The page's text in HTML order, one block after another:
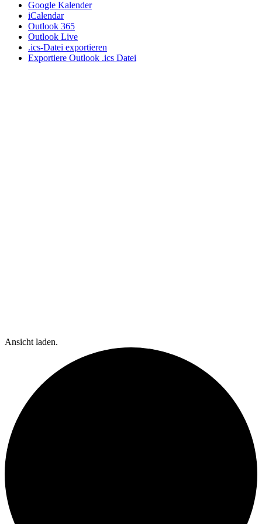
Google Kalender
iCalendar
Outlook 365
Outlook Live
.ics-Datei exportieren
Exportiere Outlook .ics Datei
Ansicht laden.